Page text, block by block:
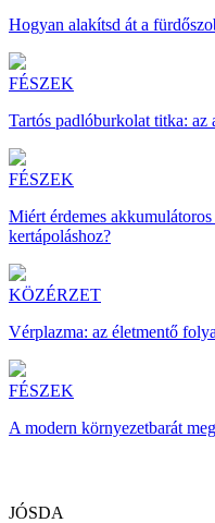
Hogyan alakítsd át a
FÉSZEK
Tartós padlóburkolat titka: az
FÉSZEK
Miért érdemes
kertápoláshoz?
KÖZÉRZET
Vérplazma: az életmentő
FÉSZEK
A modern környezetbarát
JÓSDA